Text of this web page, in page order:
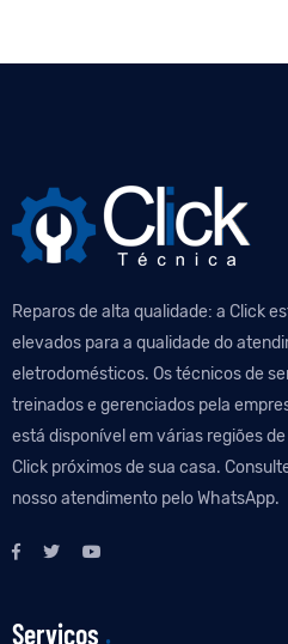
Reparos de alta qualidade: a Click
elevados para a qualidade do
eletrodomésticos. Os técnicos de
treinados e gerenciados pela
está disponível em várias regiões
Click próximos de sua casa.
nosso atendimento pelo WhatsApp.
Serviços .